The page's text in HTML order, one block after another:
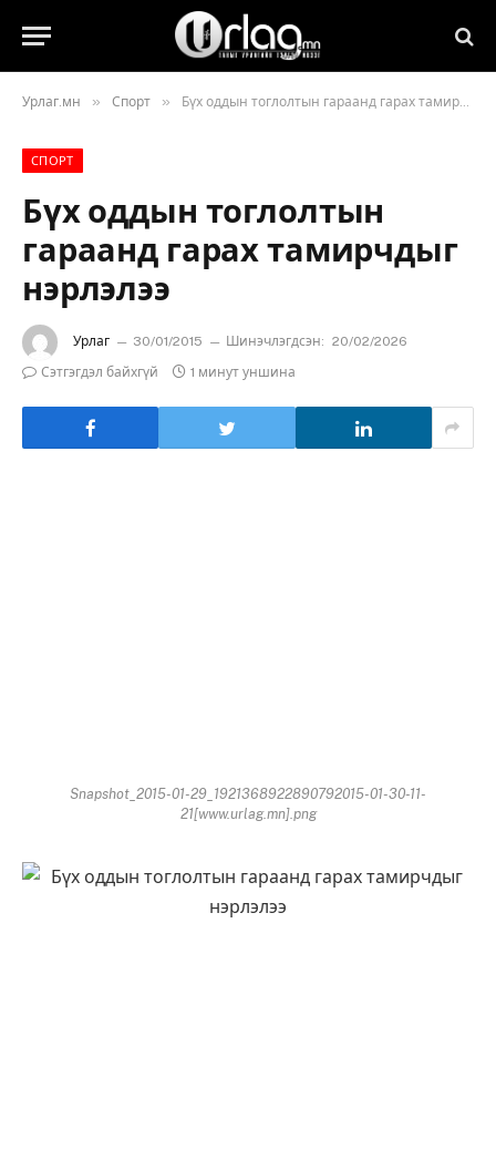
Урлаг.мн » Спорт » Бүх оддын тоглолтын гараанд гарах тамирчдыг нэрлэлээ
СПОРТ
Бүх оддын тоглолтын
гараанд гарах тамирчдыг
нэрлэлээ
Урлаг 30/01/2015 Шинэчлэгдсэн: 20/02/2026
Сэтгэгдэл байхгүй
1 минут уншина
Snapshot_2015-01-29_1921368922890792015-01-30-11-
21[www.urlag.mn].png